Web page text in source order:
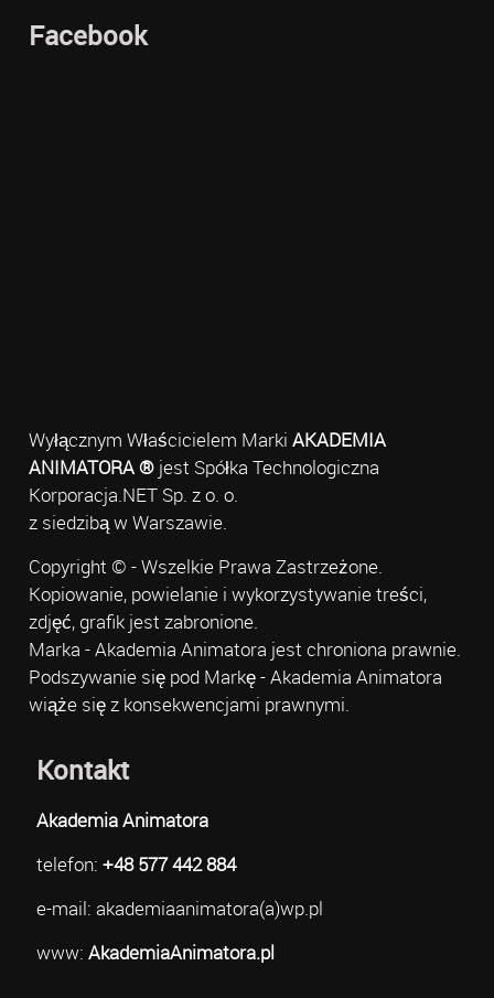
Facebook
Wyłącznym Właścicielem Marki AKADEMIA
ANIMATORA ®jest Spółka Technologiczna
Korporacja.NET Sp. z o. o.
z siedzibą w Warszawie.
Copyright © - Wszelkie Prawa Zastrzeżone.
Kopiowanie, powielanie i wykorzystywanie treści,
zdjęć, grafik jest zabronione.
Marka - Akademia Animatora jest chroniona prawnie.
Podszywanie się pod Markę - Akademia Animatora
wiąże się z konsekwencjami prawnymi.
Kontakt
Akademia Animatora
telefon: +48 577 442 884
e-mail: akademiaanimatora(a)wp.pl
www: AkademiaAnimatora.pl